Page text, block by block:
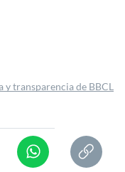
y transparencia de BBCL